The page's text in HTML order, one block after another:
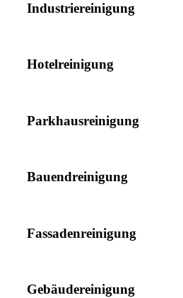
Industriereinigung
Hotelreinigung
Parkhausreinigung
Bauendreinigung
Fassadenreinigung
Gebäudereinigung